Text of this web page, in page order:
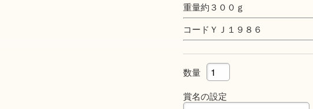
重量約３００ｇ
コードＹＪ１９８６
数量
賞名の設定